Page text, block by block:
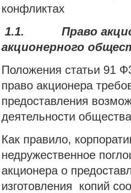
конфликтах
1.1.
Право
акционерного
Положения статьи 91
право акционера
предоставления
деятельности
Как правило,
недружественное
акционера о
изготовления копий